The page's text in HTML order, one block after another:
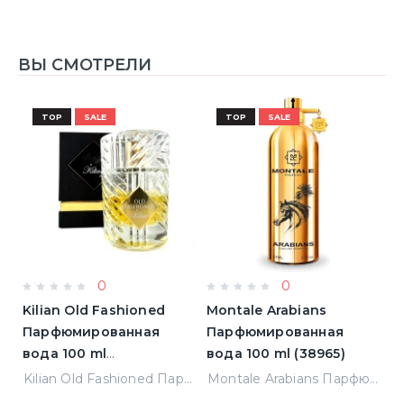
ВЫ СМОТРЕЛИ
TOP SALE
0
Kilian Old Fashioned
Парфюмированная
вода 100 ml
(3700550240723)
Kilian Old Fashioned Парфюмированная вода 100 ml (3700550240723)
TOP SALE
0
Montale Arabians
Парфюмированная
вода 100 ml (38965)
Montale Arabians Парфюмированная вода 100 ml (38965)